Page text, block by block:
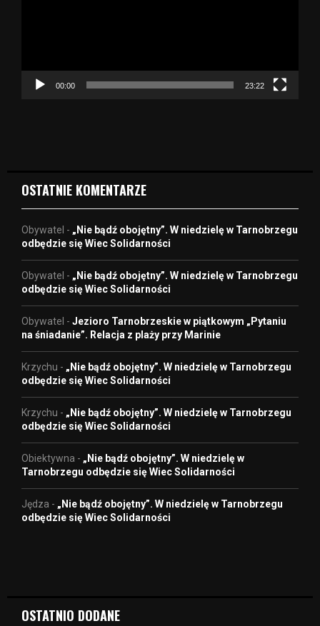
c
00:00 23:22
OSTATNIE KOMENTARZE
Obywatel - „Nie bądź obojętny”. W niedzielę w Tarnobrzegu
odbędzie się Wiec Solidarności
Obywatel - „Nie bądź obojętny”. W niedzielę w Tarnobrzegu
odbędzie się Wiec Solidarności
Obywatel - Jezioro Tarnobrzeskie w piątkowym „Pytaniu
na śniadanie”. Relacja z plaży przy Marinie
Krzychu - „Nie bądź obojętny”. W niedzielę w Tarnobrzegu
odbędzie się Wiec Solidarności
Krzychu - „Nie bądź obojętny”. W niedzielę w Tarnobrzegu
odbędzie się Wiec Solidarności
Obiektywna - „Nie bądź obojętny”. W niedzielę w
Tarnobrzegu odbędzie się Wiec Solidarności
Jędza - „Nie bądź obojętny”. W niedzielę w Tarnobrzegu
odbędzie się Wiec Solidarności
OSTATNIO DODANE